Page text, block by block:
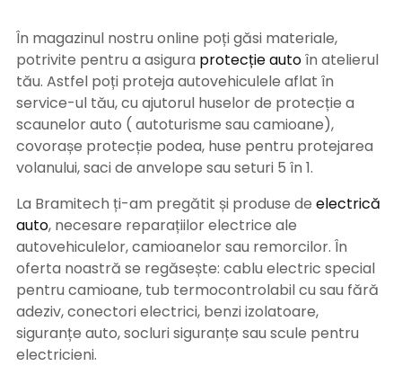
În magazinul nostru online poți găsi materiale,
potrivite pentru a asigura protecție autoîn atelierul
tău. Astfel poți proteja autovehiculele aflat în
service-ul tău, cu ajutorul huselor de protecție a
scaunelor auto ( autoturisme sau camioane),
covorașe protecție podea, huse pentru protejarea
volanului, saci de anvelope sau seturi 5 în 1.
La Bramitech ți-am pregătit și produse de electrică
auto, necesare reparațiilor electrice ale
autovehiculelor, camioanelor sau remorcilor. În
oferta noastră se regăsește: cablu electric special
pentru camioane, tub termocontrolabil cu sau fără
adeziv, conectori electrici, benzi izolatoare,
siguranțe auto, socluri siguranțe sau scule pentru
electricieni.